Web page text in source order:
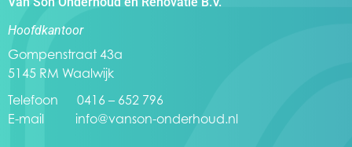
Hoofdkantoor
Gompenstraat 43a
5145 RM Waalwijk
Telefoon 0416 – 652 796
E-mail info@vanson-onderhoud.nl